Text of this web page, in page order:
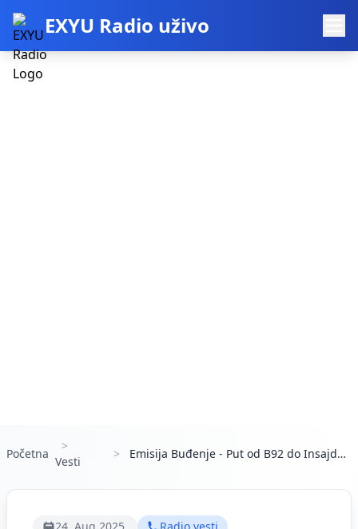
EXYU Radio uživo
Početna
Vesti
Emisija Buđenje - Put od B92 do Insajder TV